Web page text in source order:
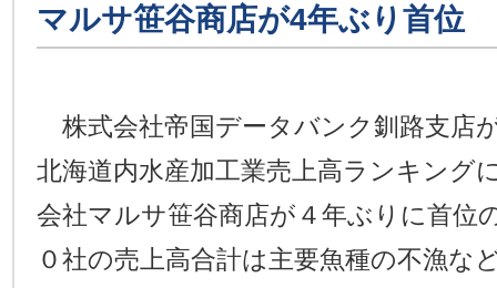
マルサ笹谷商店が4年ぶり首位
株式会社帝国データバンク釧路支店
北海道内水産加工業売上高ランキング
会社マルサ笹谷商店が４年ぶりに首位
０社の売上高合計は主要魚種の不漁な